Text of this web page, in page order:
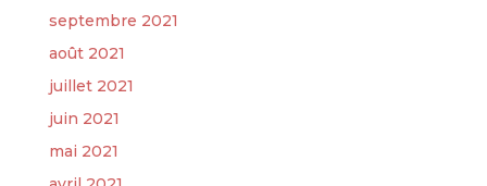
septembre 2021
août 2021
juillet 2021
juin 2021
mai 2021